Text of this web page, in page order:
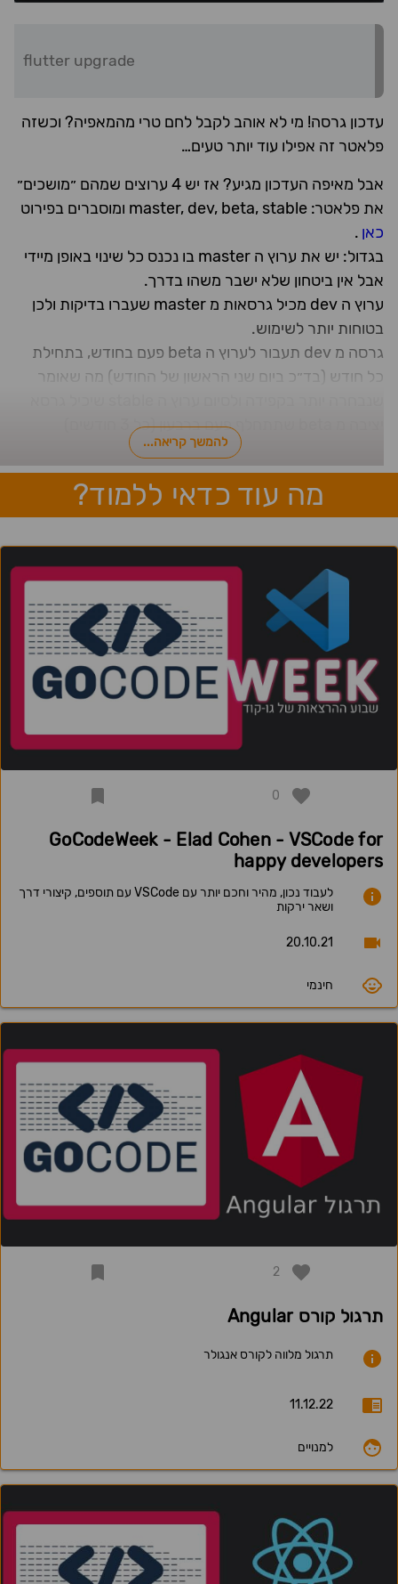
flutter upgrade
עדכון גרסה! מי לא אוהב לקבל לחם טרי מהמאפיה? וכשזה
פלאטר זה אפילו עוד יותר טעים…
אבל מאיפה העדכון מגיע? אז יש 4 ערוצים שמהם ״מושכים״
את פלאטר: master, dev, beta, stable ומוסברים בפירוט
כאן .
בגדול: יש את ערוץ ה master בו נכנס כל שינוי באופן מיידי
אבל אין ביטחון שלא ישבר משהו בדרך.
ערוץ ה dev מכיל גרסאות מ master שעברו בדיקות ולכן
בטוחות יותר לשימוש.
גרסה מ dev תעבור לערוץ ה beta פעם בחודש, בתחילת
כל חודש (בד״כ ביום שני הראשון של החודש) מה שאומר
להמשך קריאה...
מה עוד כדאי ללמוד?
0
GoCodeWeek - Elad Cohen - VSCode for
happy developers
לעבוד נכון, מהיר וחכם יותר עם VSCode עם תוספים, קיצורי דרך
ושאר ירקות
20.10.21
חינמי
2
תרגול קורס Angular
תרגול מלווה לקורס אנגולר
11.12.22
למנויים